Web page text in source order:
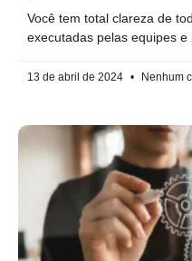
Você tem total clareza de
executadas pelas equipes e
13 de abril de 2024 Nenhum